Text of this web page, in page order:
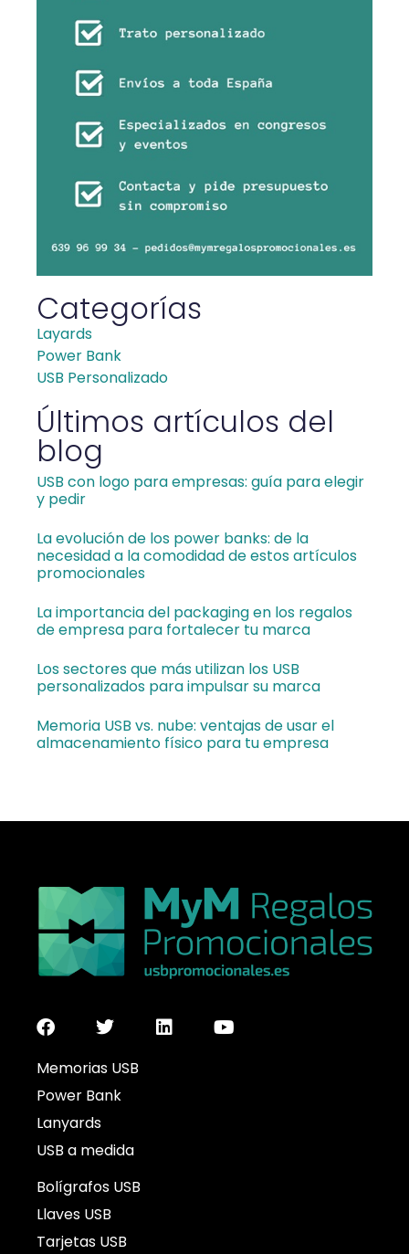
Categorías
Layards
Power Bank
USB Personalizado
Últimos artículos del
blog
USB con logo para empresas: guía para elegir
y pedir
La evolución de los power banks: de la
necesidad a la comodidad de estos artículos
promocionales
La importancia del packaging en los regalos
de empresa para fortalecer tu marca
Los sectores que más utilizan los USB
personalizados para impulsar su marca
Memoria USB vs. nube: ventajas de usar el
almacenamiento físico para tu empresa
Memorias USB
Power Bank
Lanyards
USB a medida
Bolígrafos USB
Llaves USB
Tarjetas USB